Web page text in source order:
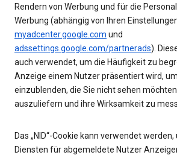
Rendern von Werbung und für die
Werbung (abhängig von Ihren
myadcenter.google.com und
adssettings.google.com/partnerads).
auch verwendet, um die Häufigkeit zu
Anzeige einem Nutzer präsentiert wird,
einzublenden, die Sie nicht sehen
auszuliefern und ihre Wirksamkeit zu
Das „NID“-Cookie kann verwendet werden,
Diensten für abgemeldete Nutzer